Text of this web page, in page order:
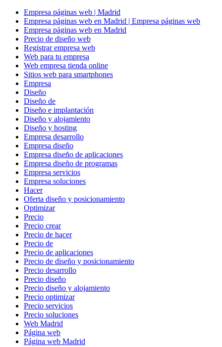
Empresa páginas web | Madrid
Empresa páginas web en Madrid | Empresa páginas web
Empresa páginas web en Madrid
Precio de diseño web
Registrar empresa web
Web para tu empresa
Web empresa tienda online
Sitios web para smartphones
Empresa
Diseño
Diseño de
Diseño e implantación
Diseño y alojamiento
Diseño y hosting
Empresa desarrollo
Empresa diseño
Empresa diseño de aplicaciones
Empresa diseño de programas
Empresa servicios
Empresa soluciones
Hacer
Oferta diseño y posicionamiento
Optimizar
Precio
Precio crear
Precio de hacer
Precio de
Precio de aplicaciones
Precio de diseño y posicionamiento
Precio desarrollo
Precio diseño
Precio diseño y alojamiento
Precio optimizar
Precio servicios
Precio soluciones
Web Madrid
Página web
Página web Madrid